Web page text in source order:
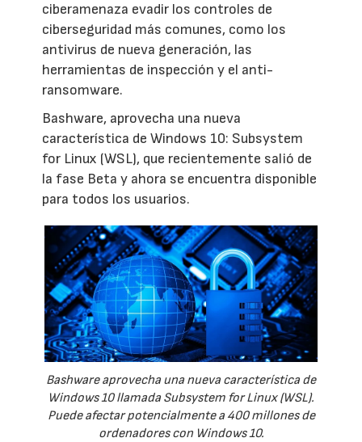
ciberamenaza evadir los controles de
ciberseguridad más comunes, como los
antivirus de nueva generación, las
herramientas de inspección y el anti-
ransomware.
Bashware, aprovecha una nueva
característica de Windows 10: Subsystem
for Linux (WSL), que recientemente salió de
la fase Beta y ahora se encuentra disponible
para todos los usuarios.
Bashware aprovecha una nueva característica de
Windows 10 llamada Subsystem for Linux (WSL).
Puede afectar potencialmente a 400 millones de
ordenadores con Windows 10.